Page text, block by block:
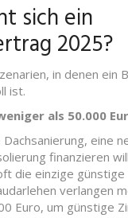
sich ein
2025?
in denen ein
ist.
als 50.000
eine
finanzieren
die einzige günstige
verlangen
Euro, um günstige